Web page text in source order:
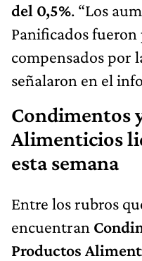
del 0,5%. “Los
Panificados
compensados por
señalaron en el
Condimentos
Alimenticios
esta semana
Entre los rubros
encuentran
Productos